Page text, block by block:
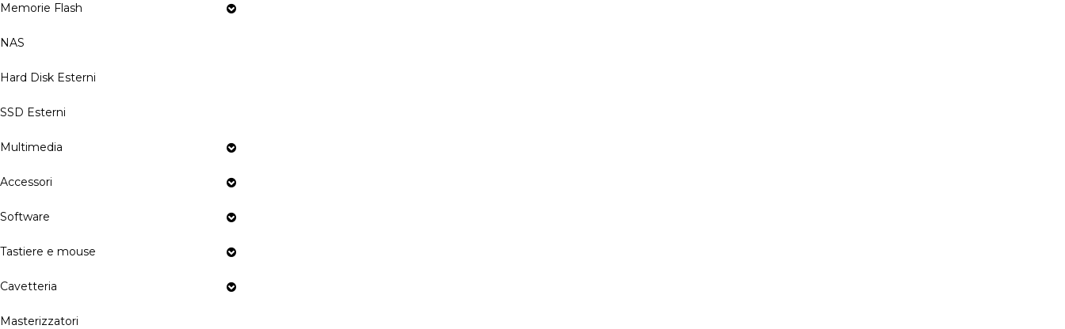
Memorie Flash
NAS
Hard Disk Esterni
SSD Esterni
Multimedia
Accessori
Software
Tastiere e mouse
Cavetteria
Masterizzatori